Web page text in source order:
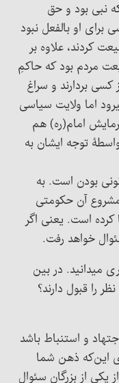
نبی بود و حق
او بالفعل نبود
کردند، علاوه بر
مردم بود که حاکمِ
بردارند و سراغ
اما ولایت سیاسی
امام(ره) هم
توجه ایشان به
بودن است. به
آن حکومتی
کرده است. یعنی اگر
خواهد رفت.
میدانید. در بین
را قبول دارند؟
و استنباط باشد
این‌که ذهن شما
از بزرگان سئوال